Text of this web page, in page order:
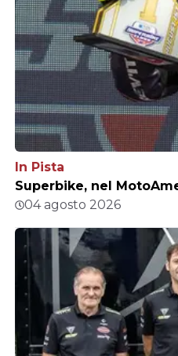
In Pista
Superbike, nel
04 agosto 2026